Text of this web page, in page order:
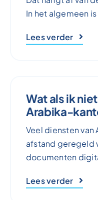
In het algemeen
Lees verder
Wat als ik
Arabika-
Veel diensten van
afstand geregeld
documenten
Lees verder